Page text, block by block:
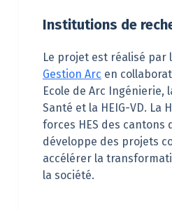
Institutions de
Le projet est réalisé par
Gestion Arc en
Ecole de Arc Ingénierie,
Santé et la HEIG-VD. La
forces HES des cantons
développe des projets
accélérer la
la société.